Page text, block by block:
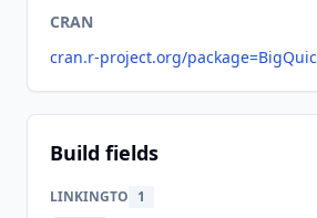
CRAN
cran.r-project.org/package=BigQuic
Build fields
LINKINGTO 1